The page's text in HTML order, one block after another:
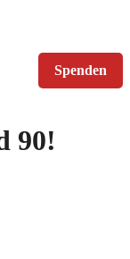
Spenden
90!